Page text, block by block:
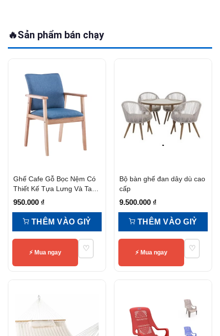
🔥Sản phẩm bán chạy
Ghế Cafe Gỗ Bọc Nệm Có
Thiết Kế Tựa Lưng Và Tay
Vịn
950.000 ₫
THÊM VÀO GIỶ
⚡ Mua ngay ♡
Bộ bàn ghế đan dây dù cao
cấp
9.500.000 ₫
THÊM VÀO GIỶ
⚡ Mua ngay ♡